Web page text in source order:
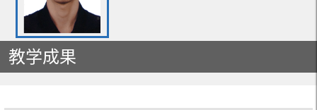
教学成果